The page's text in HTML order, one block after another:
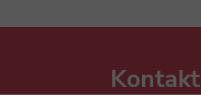
Kontakt